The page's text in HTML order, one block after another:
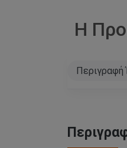
Η
Περιγραφή